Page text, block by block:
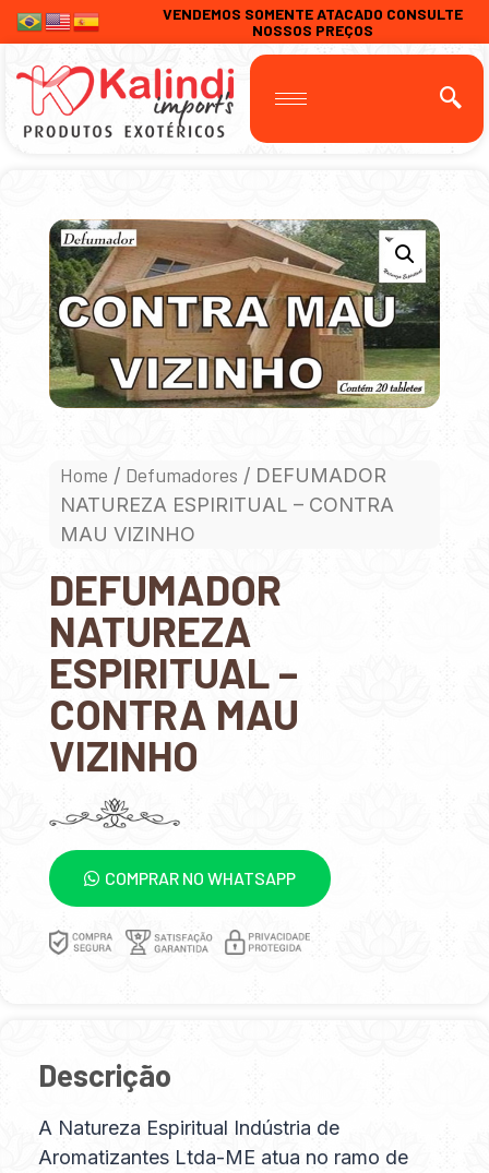
VENDEMOS SOMENTE ATACADO CONSULTE
NOSSOS PREÇOS
Home / Defumadores / DEFUMADOR
NATUREZA ESPIRITUAL – CONTRA
MAU VIZINHO
DEFUMADOR
NATUREZA
ESPIRITUAL –
CONTRA MAU
VIZINHO
COMPRAR NO WHATSAPP
Descrição
A Natureza Espiritual Indústria de
Aromatizantes Ltda-ME atua no ramo de